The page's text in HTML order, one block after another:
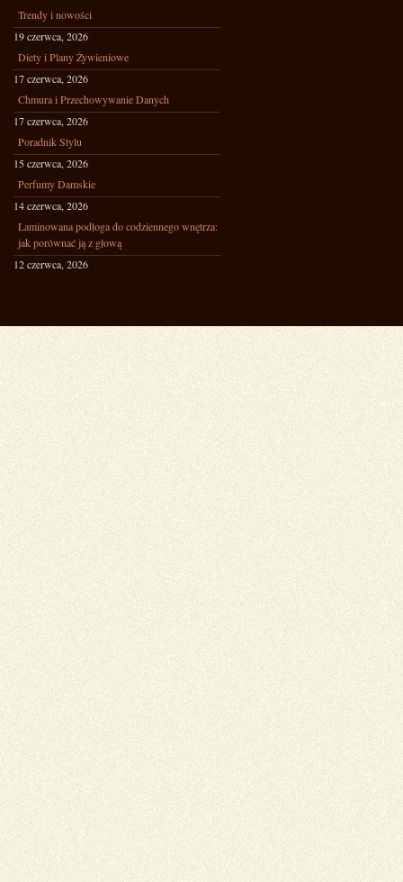
Trendy i nowości
19 czerwca, 2026
Diety i Plany Żywieniowe
17 czerwca, 2026
Chmura i Przechowywanie Danych
17 czerwca, 2026
Poradnik Stylu
15 czerwca, 2026
Perfumy Damskie
14 czerwca, 2026
Laminowana podłoga do codziennego wnętrza:
jak porównać ją z głową
12 czerwca, 2026